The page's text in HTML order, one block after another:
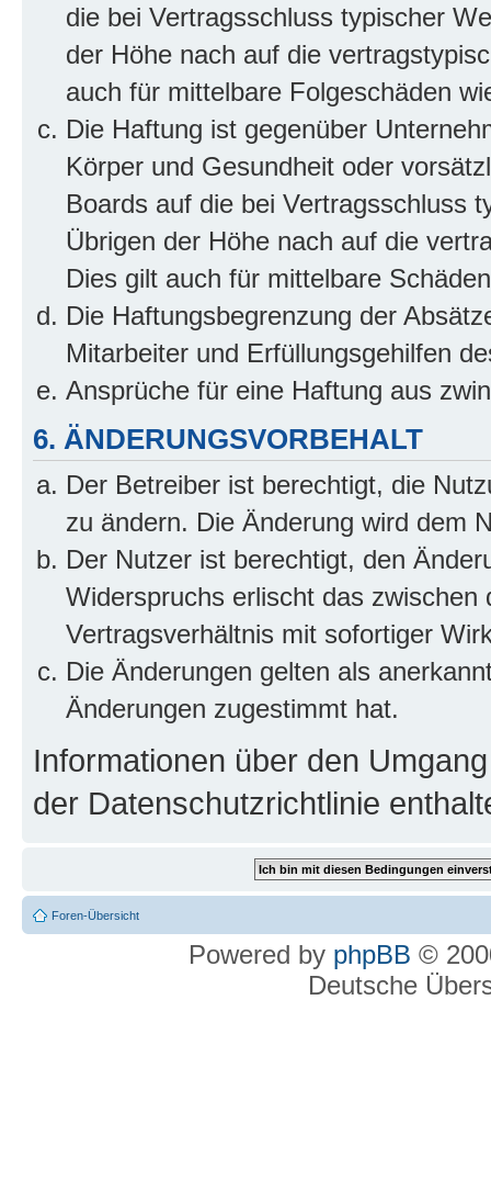
die bei Vertragsschluss typischer
der Höhe nach auf die
auch für mittelbare Folgeschäden
Die Haftung ist gegenüber
Körper und Gesundheit oder
Boards auf die bei Vertragsschluss
Übrigen der Höhe nach auf die
Dies gilt auch für mittelbare
Die Haftungsbegrenzung der
Mitarbeiter und Erfüllungsgehilfen
Ansprüche für eine Haftung aus
6. ÄNDERUNGSVORBEHALT
Der Betreiber ist berechtigt, die
zu ändern. Die Änderung wird dem
Der Nutzer ist berechtigt, den
Widerspruchs erlischt das
Vertragsverhältnis mit sofortiger
Die Änderungen gelten als
Änderungen zugestimmt hat.
Informationen über den
der Datenschutzrichtlinie
Foren-Übersicht
Powered by phpBB ©
Deutsche